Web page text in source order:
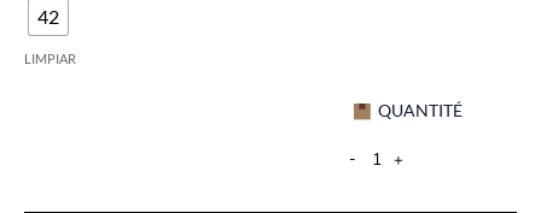
42
LIMPIAR
QUANTITÉ
- +